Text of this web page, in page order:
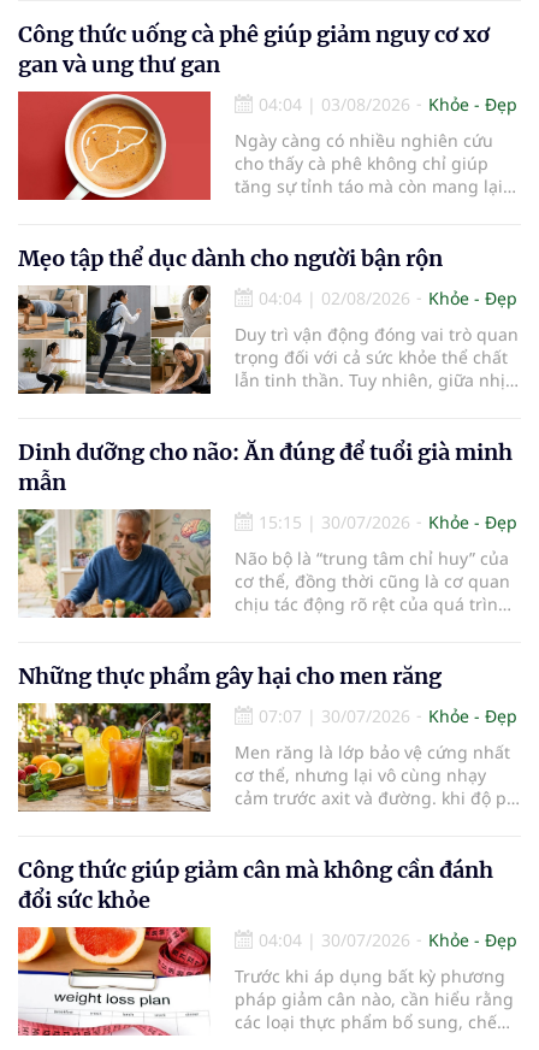
trẻ. Đây cũng là định hướng của
Trung tâm Nhãn nhi và Kiểm soát
Đô đưa vào hoạt động ngày 1/8.
Công thức uống cà phê giúp giảm nguy cơ xơ
gan và ung thư gan
04:04 | 03/08/2026
Khỏe - Đẹp
Ngày càng có nhiều nghiên cứu
cho thấy cà phê không chỉ giúp
tăng sự tỉnh táo mà còn mang lại
đóng vai trò lọc độc tố, chuyển hóa
thuốc và dự trữ nhiều vitamin,
khoáng chất thiết yếu nhưng cũng
rất dễ bị tổn thương…
Mẹo tập thể dục dành cho người bận rộn
04:04 | 02/08/2026
Khỏe - Đẹp
Duy trì vận động đóng vai trò quan
trọng đối với cả sức khỏe thể chất
lẫn tinh thần. Tuy nhiên, giữa nhịp
cho các hoạt động tập luyện
thường trở thành một thách thức
Dinh dưỡng cho não: Ăn đúng để tuổi già minh
mẫn
15:15 | 30/07/2026
Khỏe - Đẹp
Não bộ là “trung tâm chỉ huy” của
cơ thể, đồng thời cũng là cơ quan
chịu tác động rõ rệt của quá trình
mạnh, có thể góp phần bảo vệ tế
bào thần kinh, duy trì trí nhớ và
giúp NCT sống minh mẫn, tự chủ
lâu hơn.
Những thực phẩm gây hại cho men răng
07:07 | 30/07/2026
Khỏe - Đẹp
Men răng là lớp bảo vệ cứng nhất
cơ thể, nhưng lại vô cùng nhạy
cảm trước axit và đường. khi độ pH
đường cho vi khuẩn tấn công và
dẫn đến mòn men răng, sâu răng.
hại cho men răng.
Công thức giúp giảm cân mà không cần đánh
đổi sức khỏe
04:04 | 30/07/2026
Khỏe - Đẹp
Trước khi áp dụng bất kỳ phương
pháp giảm cân nào, cần hiểu rằng
các loại thực phẩm bổ sung, chế